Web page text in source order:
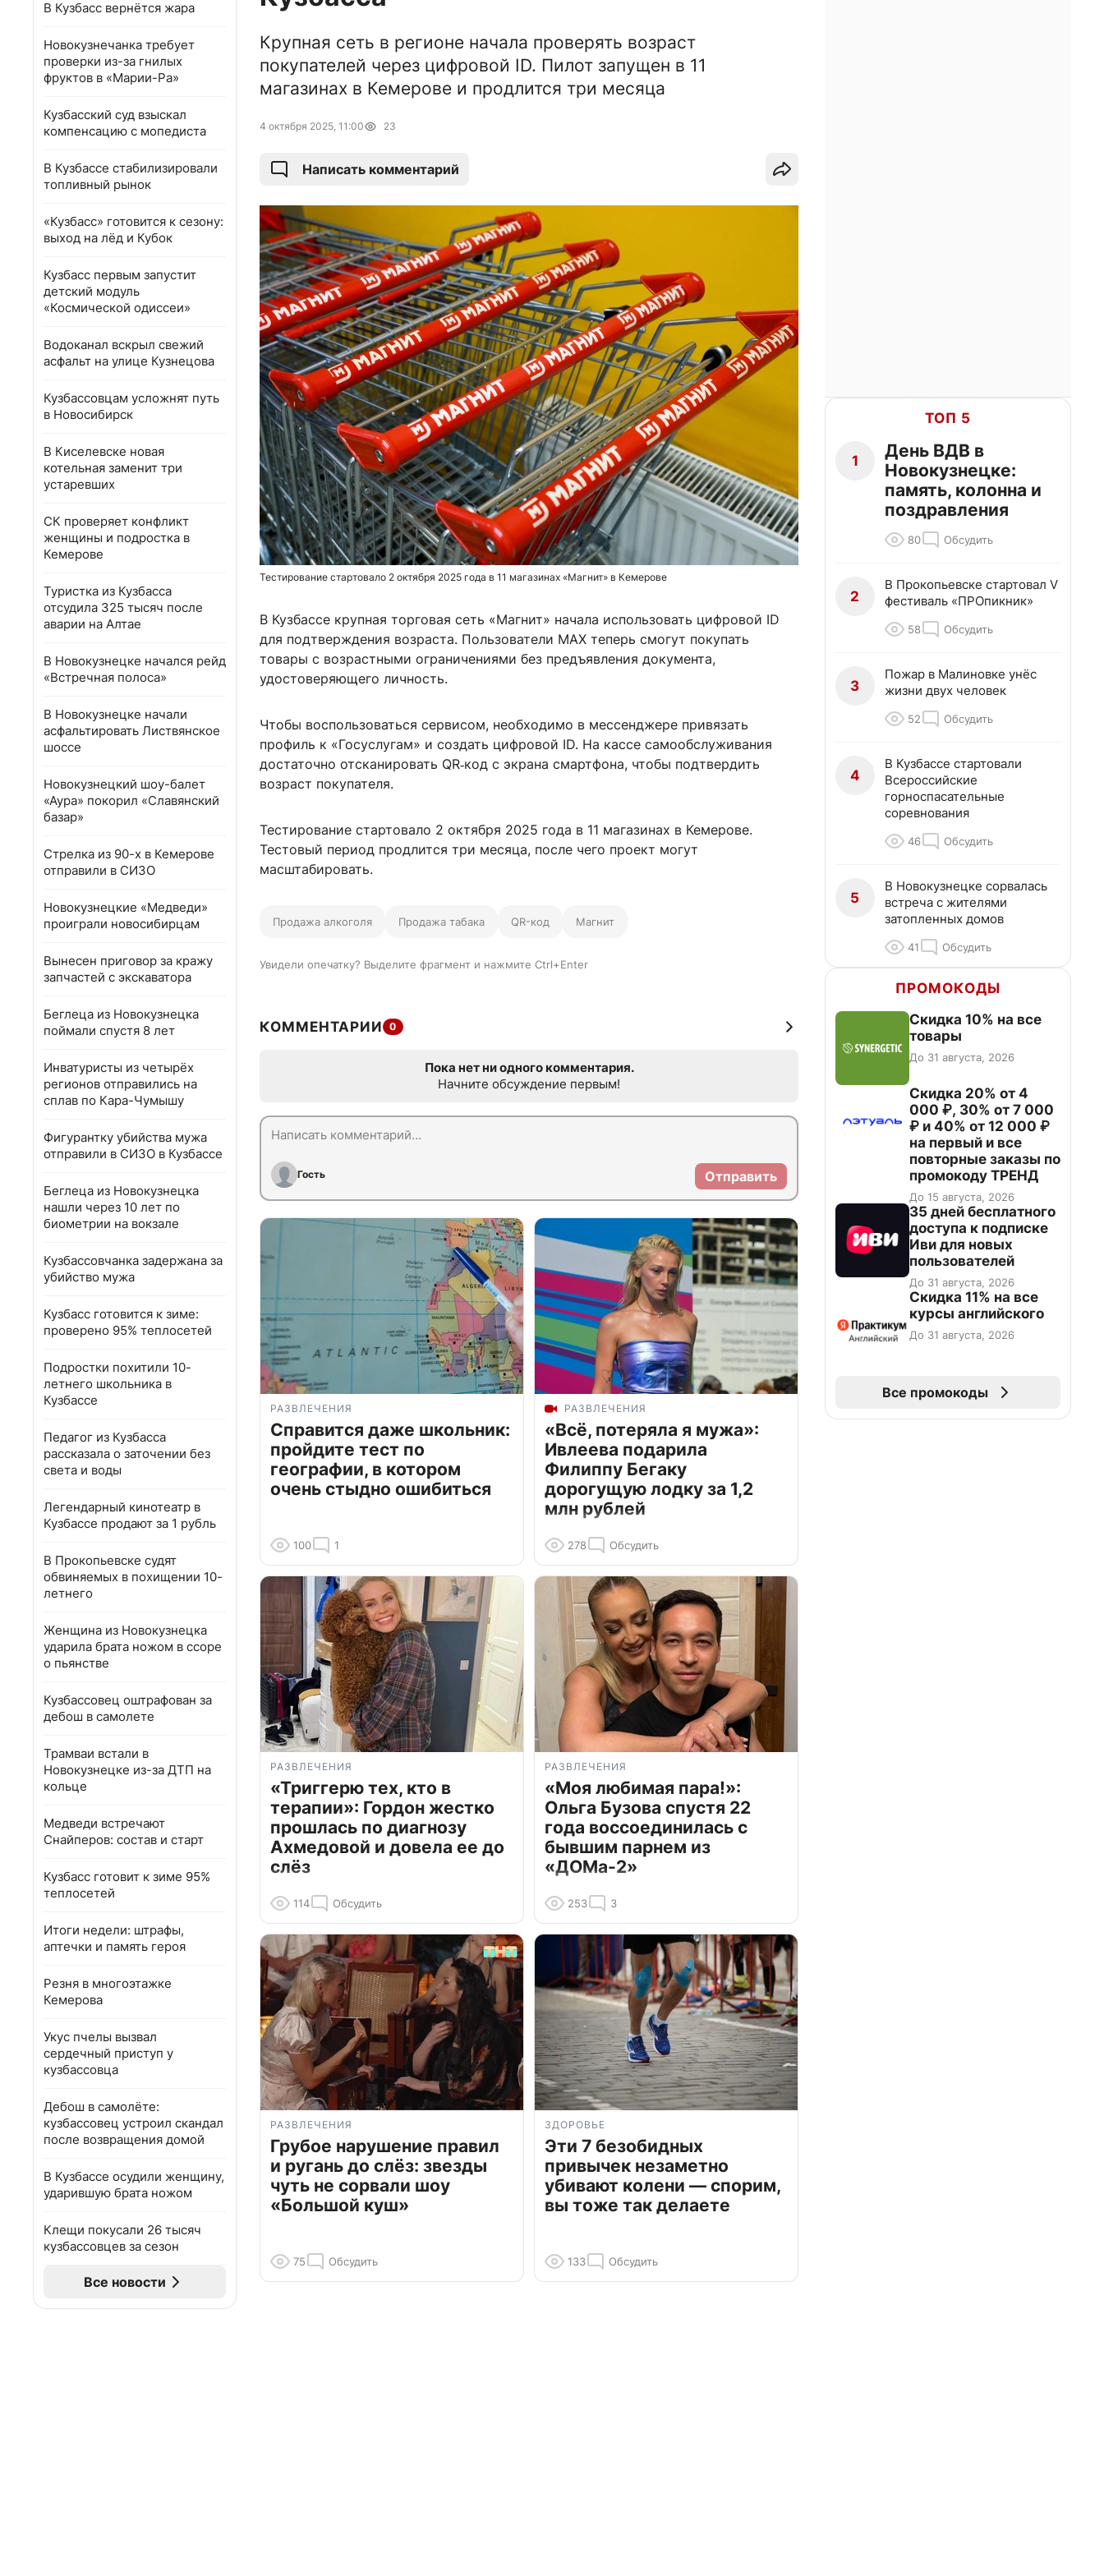
В Кузбасс вернётся жара
Новокузнечанка требует
проверки из-за гнилых
фруктов в «Марии-Ра»
Кузбасский суд взыскал
компенсацию с мопедиста
В Кузбассе стабилизировали
топливный рынок
«Кузбасс» готовится к сезону:
выход на лёд и Кубок
Кузбасс первым запустит
детский модуль
«Космической одиссеи»
Водоканал вскрыл свежий
асфальт на улице Кузнецова
Кузбассовцам усложнят путь
в Новосибирск
В Киселевске новая
котельная заменит три
устаревших
СК проверяет конфликт
женщины и подростка в
Кемерове
Туристка из Кузбасса
отсудила 325 тысяч после
аварии на Алтае
В Новокузнецке начался рейд
«Встречная полоса»
В Новокузнецке начали
асфальтировать Листвянское
шоссе
Новокузнецкий шоу-балет
«Аура» покорил «Славянский
базар»
Стрелка из 90-х в Кемерове
отправили в СИЗО
Новокузнецкие «Медведи»
проиграли новосибирцам
Вынесен приговор за кражу
запчастей с экскаватора
Беглеца из Новокузнецка
поймали спустя 8 лет
Инватуристы из четырёх
регионов отправились на
сплав по Кара-Чумышу
Фигурантку убийства мужа
отправили в СИЗО в Кузбассе
Беглеца из Новокузнецка
нашли через 10 лет по
биометрии на вокзале
Кузбассовчанка задержана за
убийство мужа
Кузбасс готовится к зиме:
проверено 95% теплосетей
Подростки похитили 10-
летнего школьника в
Кузбассе
Педагог из Кузбасса
рассказала о заточении без
света и воды
Легендарный кинотеатр в
Кузбассе продают за 1 рубль
В Прокопьевске судят
обвиняемых в похищении 10-
летнего
Женщина из Новокузнецка
ударила брата ножом в ссоре
о пьянстве
Кузбассовец оштрафован за
дебош в самолете
Трамваи встали в
Новокузнецке из-за ДТП на
кольце
Медведи встречают
Снайперов: состав и старт
Кузбасс готовит к зиме 95%
теплосетей
Итоги недели: штрафы,
аптечки и память героя
Резня в многоэтажке
Кемерова
Укус пчелы вызвал
сердечный приступ у
кузбассовца
Дебош в самолёте:
кузбассовец устроил скандал
после возвращения домой
В Кузбассе осудили женщину,
ударившую брата ножом
Клещи покусали 26 тысяч
кузбассовцев за сезон
Все новости
Крупная сеть в регионе начала проверять возраст
покупателей через цифровой ID. Пилот запущен в 11
магазинах в Кемерове и продлится три месяца
4 октября 2025, 11:00 23
Написать комментарий
Тестирование стартовало 2 октября 2025 года в 11 магазинах «Магнит» в Кемерове
В Кузбассе крупная торговая сеть «Магнит» начала использовать цифровой ID
для подтверждения возраста. Пользователи MAX теперь смогут покупать
товары с возрастными ограничениями без предъявления документа,
удостоверяющего личность.
Чтобы воспользоваться сервисом, необходимо в мессенджере привязать
профиль к «Госуслугам» и создать цифровой ID. На кассе самообслуживания
достаточно отсканировать QR‑код с экрана смартфона, чтобы подтвердить
возраст покупателя.
Тестирование стартовало 2 октября 2025 года в 11 магазинах в Кемерове.
Тестовый период продлится три месяца, после чего проект могут
масштабировать.
Продажа алкоголя Продажа табака QR-код Магнит
Увидели опечатку? Выделите фрагмент и нажмите Ctrl+Enter
КОММЕНТАРИИ 0
Пока нет ни одного комментария.
Начните обсуждение первым!
Гость Отправить
РАЗВЛЕЧЕНИЯ
Справится даже школьник:
пройдите тест по
географии, в котором
очень стыдно ошибиться
100 1
РАЗВЛЕЧЕНИЯ
«Всё, потеряла я мужа»:
Ивлеева подарила
Филиппу Бегаку
дорогущую лодку за 1,2
млн рублей
278 Обсудить
РАЗВЛЕЧЕНИЯ
«Триггерю тех, кто в
терапии»: Гордон жестко
прошлась по диагнозу
Ахмедовой и довела ее до
слёз
114 Обсудить
РАЗВЛЕЧЕНИЯ
«Моя любимая пара!»:
Ольга Бузова спустя 22
года воссоединилась с
бывшим парнем из
«ДОМа-2»
253 3
РАЗВЛЕЧЕНИЯ
Грубое нарушение правил
и ругань до слёз: звезды
чуть не сорвали шоу
«Большой куш»
75 Обсудить
ЗДОРОВЬЕ
Эти 7 безобидных
привычек незаметно
убивают колени — спорим,
вы тоже так делаете
133 Обсудить
ТОП 5
1
День ВДВ в
Новокузнецке:
память, колонна и
поздравления
80 Обсудить
2
В Прокопьевске стартовал V
фестиваль «ПРОпикник»
58 Обсудить
3
Пожар в Малиновке унёс
жизни двух человек
52 Обсудить
4
В Кузбассе стартовали
Всероссийские
горноспасательные
соревнования
46 Обсудить
5
В Новокузнецке сорвалась
встреча с жителями
затопленных домов
41 Обсудить
ПРОМОКОДЫ
Скидка 10% на все
товары
До 31 августа, 2026
Скидка 20% от 4
000 ₽, 30% от 7 000
₽ и 40% от 12 000 ₽
на первый и все
повторные заказы по
промокоду ТРЕНД
До 15 августа, 2026
35 дней бесплатного
доступа к подписке
Иви для новых
пользователей
До 31 августа, 2026
Скидка 11% на все
курсы английского
До 31 августа, 2026
Все промокоды